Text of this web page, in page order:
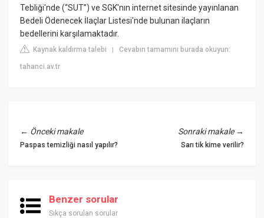
Tebliği'nde (“SUT”) ve SGK'nın internet sitesinde yayınlanan
Bedeli Ödenecek İlaçlar Listesi'nde bulunan ilaçların
bedellerini karşılamaktadır.
Kaynak kaldırma talebi |Cevabın tamamını burada okuyun:
tahanci.av.tr
← Önceki makale
Paspas temizliği nasıl yapılır?
Sonraki makale→
Sarı tik kime verilir?
Benzer sorular
Sıkça sorulan sorular